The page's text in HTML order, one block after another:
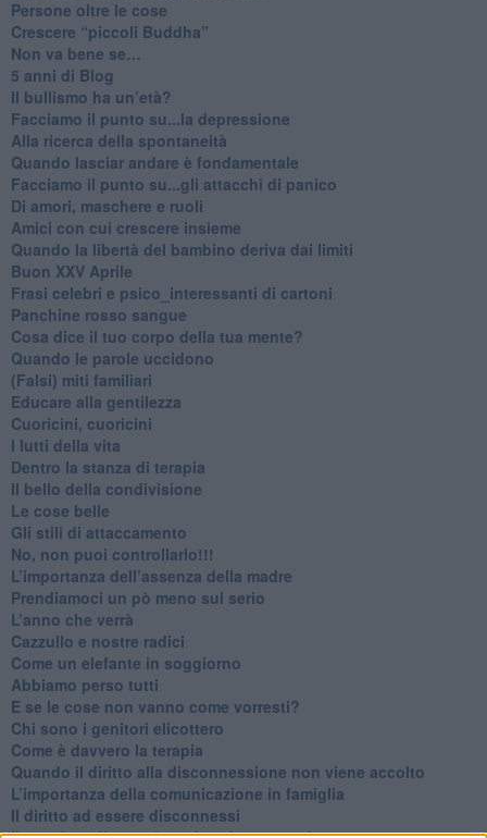
​Persone oltre le cose
​Crescere “piccoli Buddha”
Non va bene se…
​5 anni di Blog
​Il bullismo ha un’età?
Facciamo il punto su...la depressione
​Alla ricerca della spontaneità
​Quando lasciar andare è fondamentale
Facciamo il punto su...gli attacchi di panico
Di amori, maschere e ruoli
​Amici con cui crescere insieme
​Quando la libertà del bambino deriva dai limiti
Buon XXV Aprile
​Frasi celebri e psico_interessanti di cartoni
​Panchine rosso sangue
​Cosa dice il tuo corpo della tua mente?
​Quando le parole uccidono
​(Falsi) miti familiari
​Educare alla gentilezza
​Cuoricini, cuoricini
I lutti della vita
​Dentro la stanza di terapia
​Il bello della condivisione
Le cose belle
​Gli stili di attaccamento
No, non puoi controllarlo!!!
​L’importanza dell’assenza della madre
​Prendiamoci un pò meno sul serio
​L’anno che verrà
​Cazzullo e nostre radici
​Come un elefante in soggiorno
​Abbiamo perso tutti
E se le cose non vanno come vorresti?
​Chi sono i genitori elicottero
Come è davvero la terapia
Quando il diritto alla disconnessione non viene accolto
​L’importanza della comunicazione in famiglia
​Il diritto ad essere disconnessi